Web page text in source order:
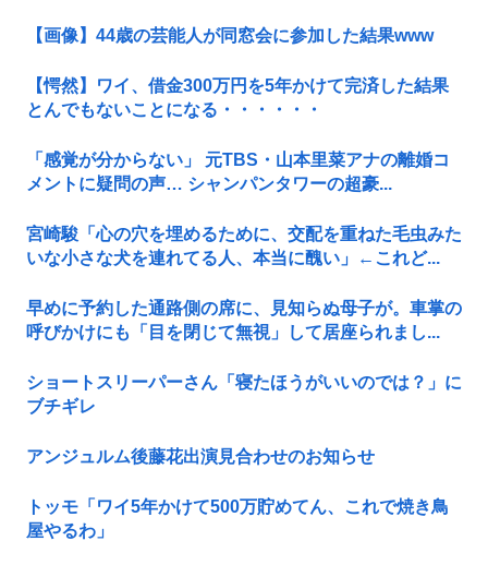
【画像】44歳の芸能人が同窓会に参加した結果www
【愕然】ワイ、借金300万円を5年かけて完済した結果
とんでもないことになる・・・・・・
「感覚が分からない」 元TBS・山本里菜アナの離婚コ
メントに疑問の声… シャンパンタワーの超豪...
宮崎駿「心の穴を埋めるために、交配を重ねた毛虫みた
いな小さな犬を連れてる人、本当に醜い」←これど...
早めに予約した通路側の席に、見知らぬ母子が。車掌の
呼びかけにも「目を閉じて無視」して居座られまし...
ショートスリーパーさん「寝たほうがいいのでは？」に
ブチギレ
アンジュルム後藤花出演見合わせのお知らせ
トッモ「ワイ5年かけて500万貯めてん、これで焼き鳥
屋やるわ」